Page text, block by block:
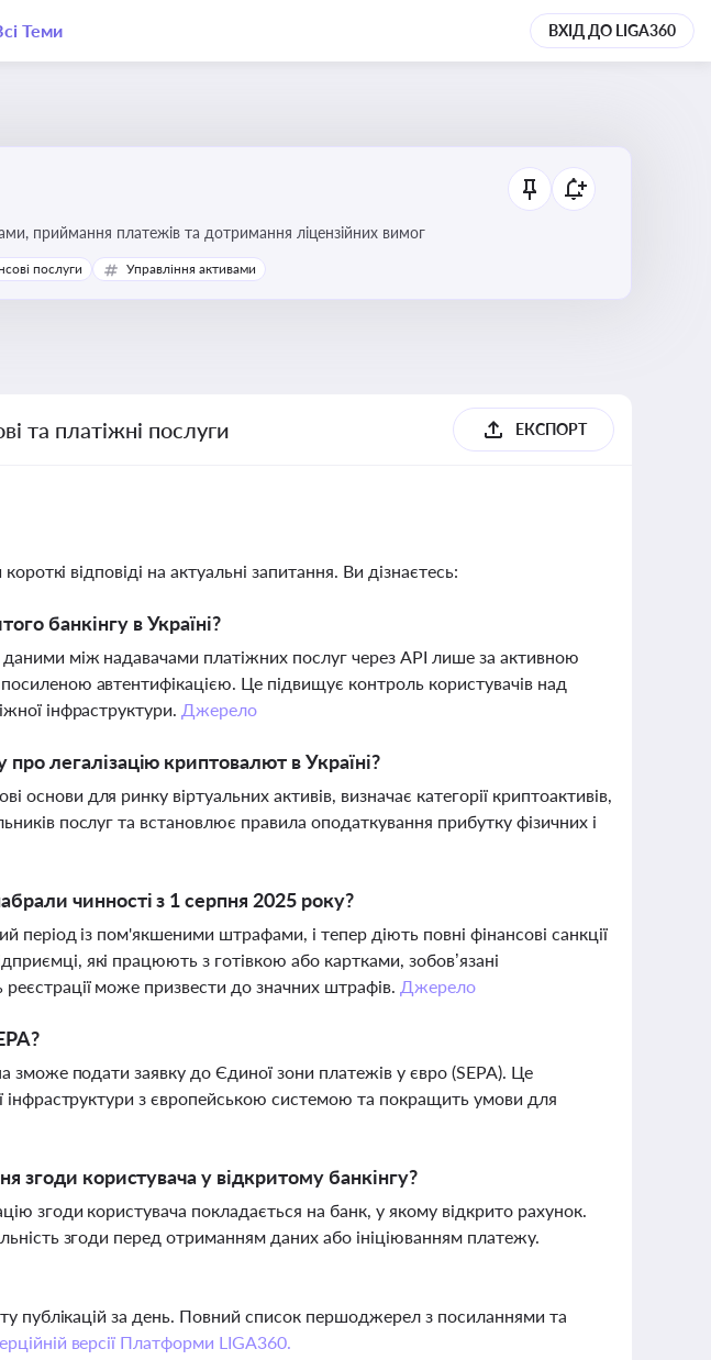
Теми ВХІД ДО LIGA360
платіжних послуг, управління коштами, приймання платежів та дотримання ліцензійних вимог
послуги Управління активами
та платіжні послуги ЕКСПОРТ
відповіді на актуальні запитання. Ви дізнаєтесь:
банкінгу в Україні?
між надавачами платіжних послуг через API лише за активною
автентифікацією. Це підвищує контроль користувачів над
інфраструктури. Джерело
легалізацію криптовалют в Україні?
для ринку віртуальних активів, визначає категорії криптоактивів,
послуг та встановлює правила оподаткування прибутку фізичних і
чинності з 1 серпня 2025 року?
період із пом'якшеними штрафами, і тепер діють повні фінансові санкції
які працюють з готівкою або картками, зобов’язані
може призвести до значних штрафів. Джерело
зможе подати заявку до Єдиної зони платежів у євро (SEPA). Це
інфраструктури з європейською системою та покращить умови для
згоди користувача у відкритому банкінгу?
згоди користувача покладається на банк, у якому відкрито рахунок.
згоди перед отриманням даних або ініціюванням платежу.
публікацій за день. Повний список першоджерел з посиланнями та
версії Платформи LIGA360.